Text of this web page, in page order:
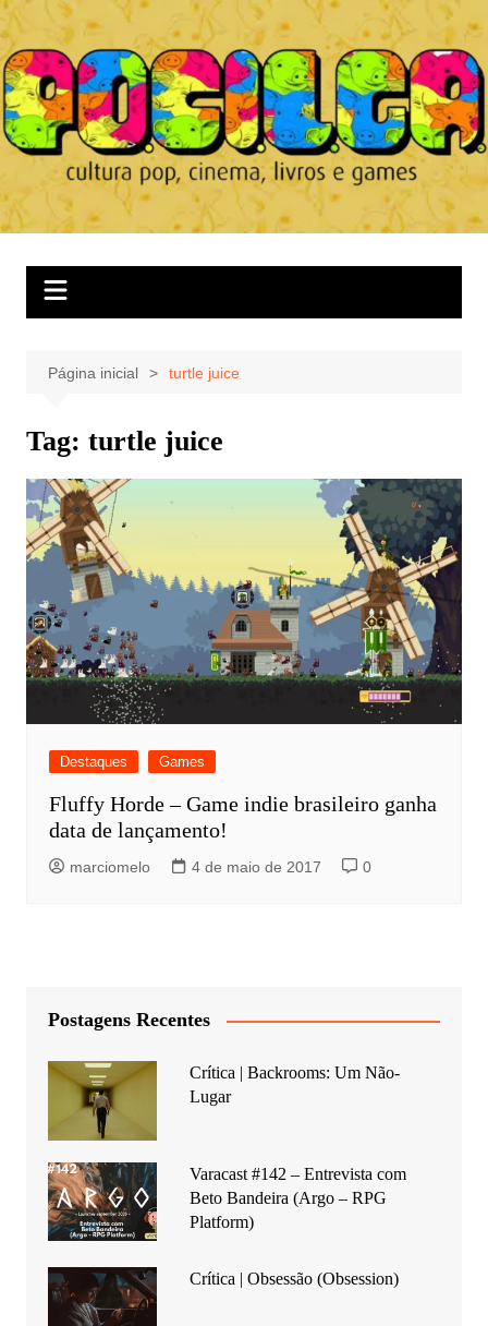
Ir
para
o
conteúdo
Página inicial turtle juice
Tag: turtle juice
Destaques Games
Fluffy Horde – Game indie brasileiro ganha
data de lançamento!
marciomelo 4 de maio de 2017 0
Postagens Recentes
Crítica | Backrooms: Um Não-
Lugar
Varacast #142 – Entrevista com
Beto Bandeira (Argo – RPG
Platform)
Crítica | Obsessão (Obsession)